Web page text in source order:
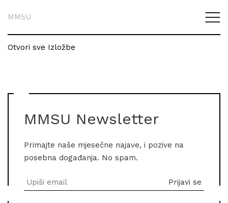
MMSU
Otvori sve Izložbe
MMSU Newsletter
Primajte naše mjesečne najave, i pozive na
posebna događanja. No spam.